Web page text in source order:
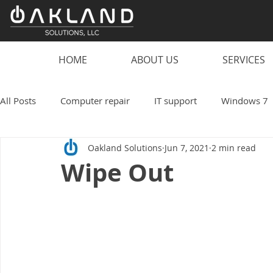
All Posts Computer repair IT support Windows 7
computer PC laptop computer
Wipe Out
Oakland Solutions Jun 7, 2021 2 min read
HOME ABOUT US SERVICES